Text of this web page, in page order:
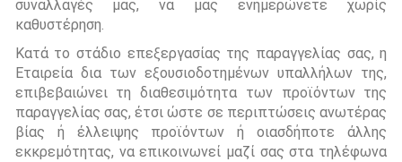
συναλλαγές μας, να μας ενημερώνετε χωρίς
καθυστέρηση.
Κατά το στάδιο επεξεργασίας της παραγγελίας σας, η
Εταιρεία δια των εξουσιοδοτημένων υπαλλήλων της,
επιβεβαιώνει τη διαθεσιμότητα των προϊόντων της
παραγγελίας σας, έτσι ώστε σε περιπτώσεις ανωτέρας
βίας ή έλλειψης προϊόντων ή οιασδήποτε άλλης
εκκρεμότητας, να επικοινωνεί μαζί σας στα τηλέφωνα